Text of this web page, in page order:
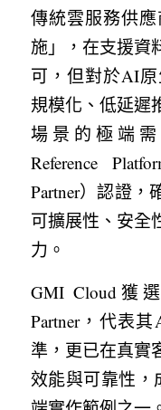
傳統雲服務供
施」，在支援資
可，但對於AI
規模化、低延遲
場景的極端
Reference
Partner）認證，
可擴展性、安全
力。
GMI Cloud獲選
Partner，代表
準，更已在真實
效能與可靠性